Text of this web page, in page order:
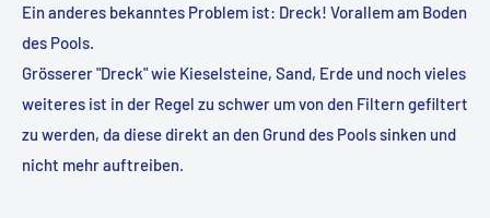
Ein anderes bekanntes Problem ist: Dreck! Vorallem am Boden
des Pools.
Grösserer "Dreck" wie Kieselsteine, Sand, Erde und noch vieles
weiteres ist in der Regel zu schwer um von den Filtern gefiltert
zu werden, da diese direkt an den Grund des Pools sinken und
nicht mehr auftreiben.